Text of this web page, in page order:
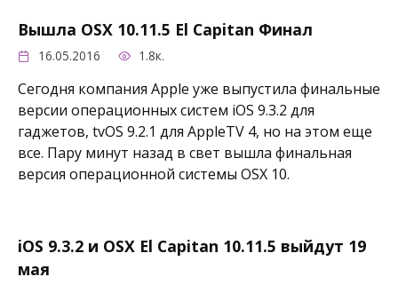
Вышла OSX 10.11.5 El Capitan Финал
16.05.2016 1.8к.
Сегодня компания Apple уже выпустила финальные
версии операционных систем iOS 9.3.2 для
гаджетов, tvOS 9.2.1 для AppleTV 4, но на этом еще
все. Пару минут назад в свет вышла финальная
версия операционной системы OSX 10.
iOS 9.3.2 и OSX El Capitan 10.11.5 выйдут 19
мая